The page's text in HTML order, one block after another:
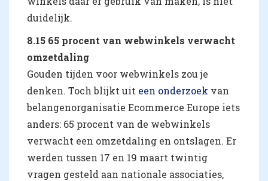
duidelijk.
8.15 65 procent van webwinkels verwacht
omzetdaling
Gouden tijden voor webwinkels zou je
denken. Toch blijkt uit een onderzoek van
belangenorganisatie Ecommerce Europe iets
anders: 65 procent van de webwinkels
verwacht een omzetdaling en ontslagen. Er
werden tussen 17 en 19 maart twintig
vragen gesteld aan nationale associaties,